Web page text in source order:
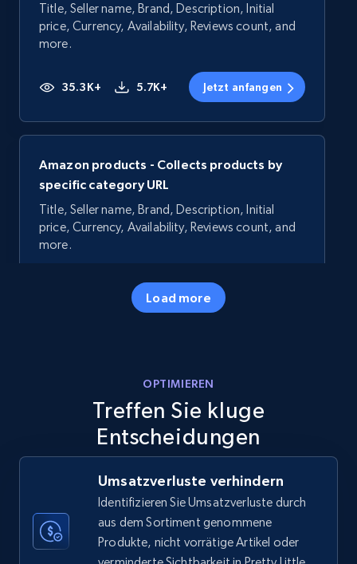
Title, Seller name, Brand, Description, Initial
price, Currency, Availability, Reviews count, and
more.
35.3K+ 5.7K+ Jetzt anfangen
Amazon products - Collects products by
specific category URL
Title, Seller name, Brand, Description, Initial
price, Currency, Availability, Reviews count, and
more.
5.7K+ Jetzt anfangen
specific keywords
Title, Seller name, Brand, Description, Initial
price, Currency, Availability, Reviews count, and
35.3K+ 5.7K+ Jetzt anfangen
Load more
OPTIMIEREN
Treffen Sie kluge
Entscheidungen
Umsatzverluste verhindern
Identifizieren Sie Umsatzverluste durch
aus dem Sortiment genommene
Produkte, nicht vorrätige Artikel oder